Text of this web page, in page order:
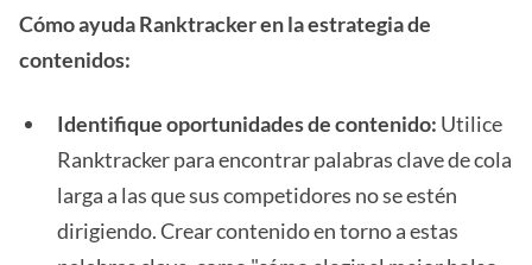
Cómo ayuda Ranktracker en la estrategia de
contenidos:
Identifique oportunidades de contenido: Utilice
Ranktracker para encontrar palabras clave de cola
larga a las que sus competidores no se estén
dirigiendo. Crear contenido en torno a estas